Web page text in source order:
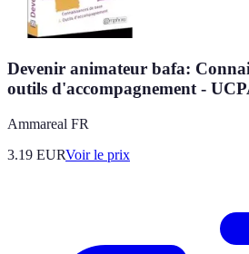
Devenir animateur bafa:
outils d'accompagnement -
Ammareal FR
3.19 EURVoir le prix